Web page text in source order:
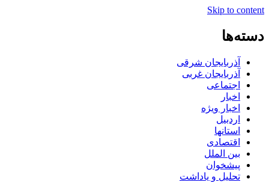
Skip to content
دسته‌ها
آذربایجان شرقی
آذربایجان غربی
اجتماعی
اخبار
اخبار ویژه
اردبیل
استانها
اقتصادی
بین الملل
پیشخوان
تحلیل و یاداشت